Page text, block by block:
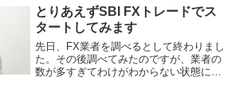
合％損益％合計100％100％投資額と評価
額の損益率-0.1...
とりあえずSBI FXトレードでス
タートしてみます
先日、FX業者を調べるとして終わりまし
た。その後調べてみたのですが、業者の
数が多すぎてわけがわからない状態にな